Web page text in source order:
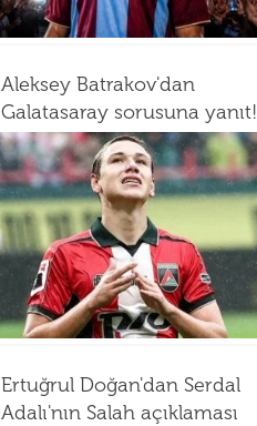
Aleksey Batrakov'dan
Galatasaray sorusuna yanıt!
Ertuğrul Doğan'dan Serdal
Adalı'nın Salah açıklaması